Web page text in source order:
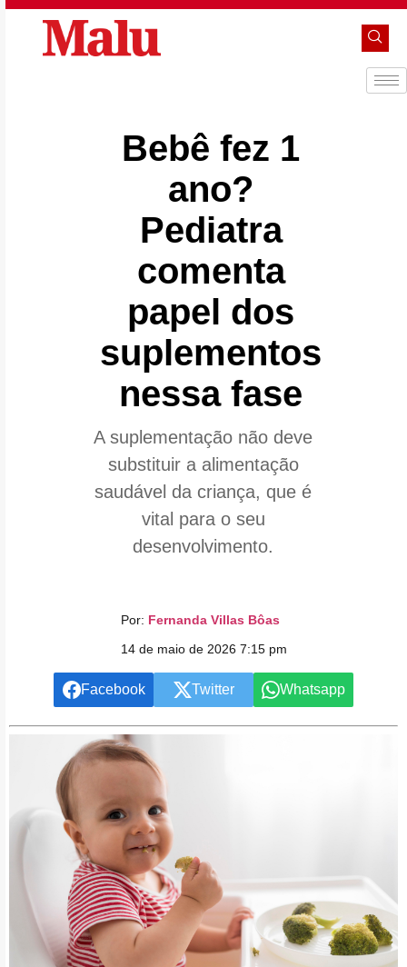
Bebê fez 1
ano?
Pediatra
comenta
papel dos
suplementos
nessa fase
A suplementação não deve
substituir a alimentação
saudável da criança, que é
vital para o seu
desenvolvimento.
Por: Fernanda Villas Bôas
14 de maio de 2026 7:15 pm
Facebook Twitter Whatsapp